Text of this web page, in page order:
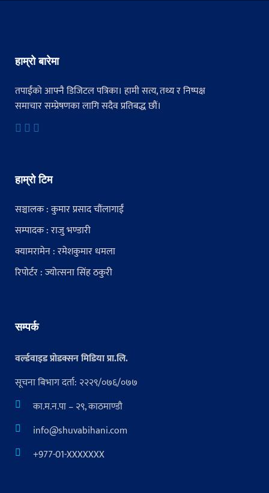
हाम्रो बारेमा
तपाईंको आफ्नै डिजिटल पत्रिका। हामी सत्य, तथ्य र निष्पक्ष
समाचार सम्प्रेषणका लागि सदैव प्रतिबद्ध छौं।
हाम्रो टिम
सञ्चालक : कुमार प्रसाद चौंलागाईं
सम्पादक : राजु भण्डारी
क्यामरामेन : रमेशकुमार धमला
रिपोर्टर : ज्योत्सना सिंह ठकुरी
सम्पर्क
वर्ल्डवाइड प्रोडक्सन मिडिया प्रा.लि.
सूचना बिभाग दर्ता: २२२९/०७६/०७७
का.म.न.पा – २९, काठमाण्डौ
info@shuvabihani.com
+977-01-XXXXXXX